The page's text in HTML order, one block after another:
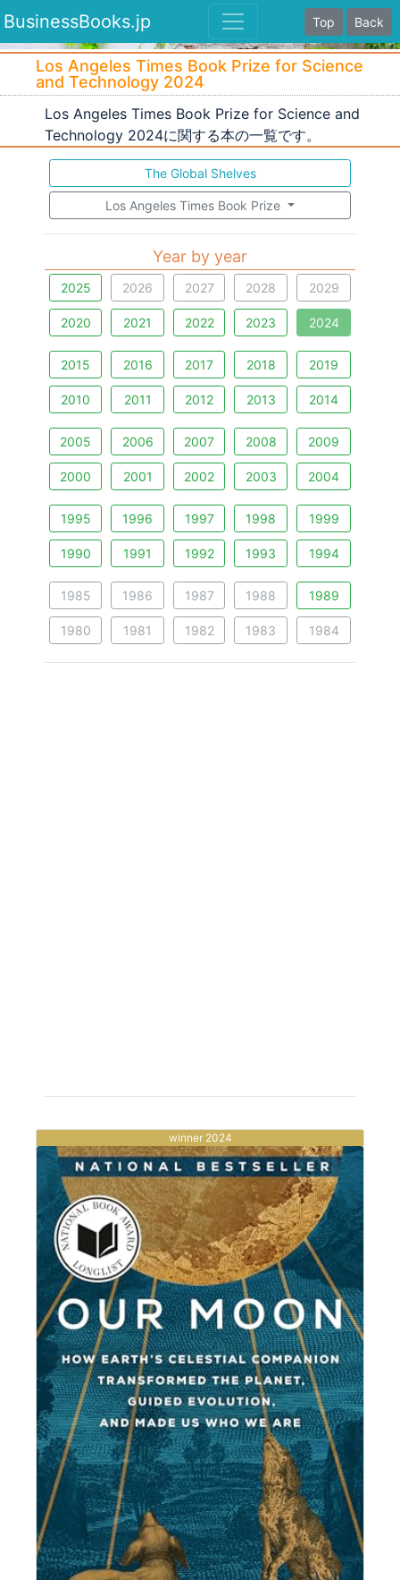
BusinessBooks.jp Top Back
Los Angeles Times Book Prize for Science
and Technology 2024
Los Angeles Times Book Prize for Science and
Technology 2024に関する本の一覧です。
The Global Shelves
Los Angeles Times Book Prize
Year by year
2025 2026 2027 2028 2029
2020 2021 2022 2023 2024
2015 2016 2017 2018 2019
2010 2011 2012 2013 2014
2005 2006 2007 2008 2009
2000 2001 2002 2003 2004
1995 1996 1997 1998 1999
1990 1991 1992 1993 1994
1985 1986 1987 1988 1989
1980 1981 1982 1983 1984
winner 2024